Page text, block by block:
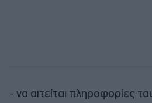
- να αιτείται πληροφορίες